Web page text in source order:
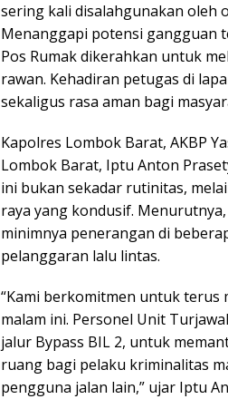
sering kali disalahgunakan oleh
Menanggapi potensi gangguan
Pos Rumak dikerahkan untuk
rawan. Kehadiran petugas di
sekaligus rasa aman bagi
Kapolres Lombok Barat, AKBP
Lombok Barat, Iptu Anton
ini bukan sekadar rutinitas,
raya yang kondusif.
minimnya penerangan di
pelanggaran lalu lintas.
“Kami berkomitmen untuk terus
malam ini. Personel Unit
jalur Bypass BIL 2, untuk
ruang bagi pelaku kriminalitas
pengguna jalan lain,” ujar Iptu